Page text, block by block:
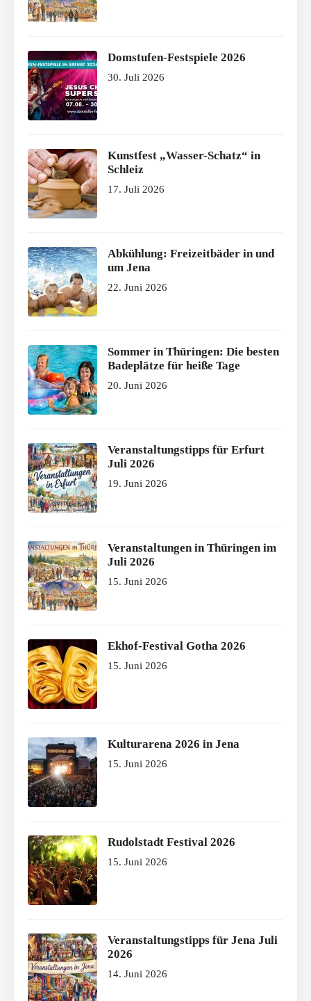
Domstufen-Festspiele 2026
30. Juli 2026
Kunstfest „Wasser-Schatz“ in
Schleiz
17. Juli 2026
Abkühlung: Freizeitbäder in und
um Jena
22. Juni 2026
Sommer in Thüringen: Die besten
Badeplätze für heiße Tage
20. Juni 2026
Veranstaltungstipps für Erfurt
Juli 2026
19. Juni 2026
Veranstaltungen in Thüringen im
Juli 2026
15. Juni 2026
Ekhof-Festival Gotha 2026
15. Juni 2026
Kulturarena 2026 in Jena
15. Juni 2026
Rudolstadt Festival 2026
15. Juni 2026
Veranstaltungstipps für Jena Juli
2026
14. Juni 2026